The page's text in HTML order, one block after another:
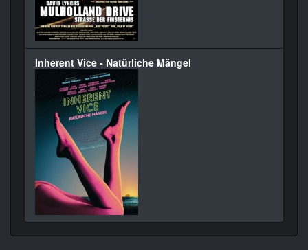
Inherent Vice - Natürliche Mängel